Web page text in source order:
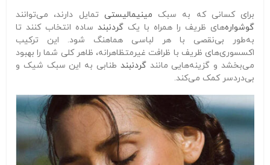
برای کسانی که به سبک مینیمالیستی تمایل دارند، می‌توانند
گوشواره‌های ظریف را همراه با یک گردنبند ساده انتخاب کنند تا
به‌طور بی‌نقصی با هر لباسی هماهنگ شود. این ترکیب
اکسسوری‌های ظریف با ظرافت غیرمتظاهرانه، ظاهر کلی شما را بهبود
می‌بخشد و گزینه‌هایی مانندگردنبند طنابی به این سبک شیک و
بی‌دردسر کمک می‌کند.